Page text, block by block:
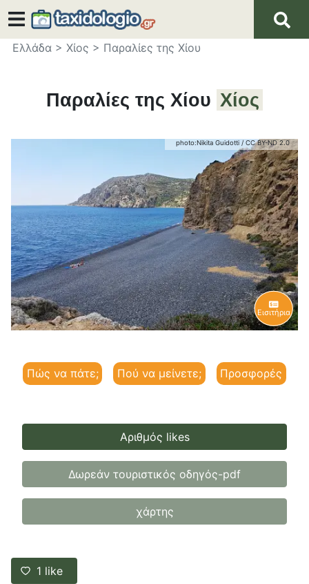
Ελλάδα > Χίος > Παραλίες της Χίου
Παραλίες της Χίου Χίος
photo:Nikita Guidotti / CC BY-ND 2.0
Εισιτήρια
Πώς να πάτε; Πού να μείνετε; Προσφορές
Αριθμός likes
Δωρεάν τουριστικός οδηγός-pdf
χάρτης
1 like